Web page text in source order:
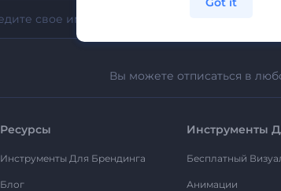
Вы можете отписаться в
Ресурсы
Инструменты Для Брендинга
Блог
Инструменты
Бесплатный
Анимации